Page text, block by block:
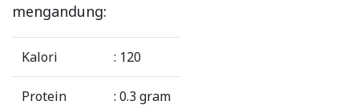
mengandung:
Kalori : 120
Protein : 0.3 gram